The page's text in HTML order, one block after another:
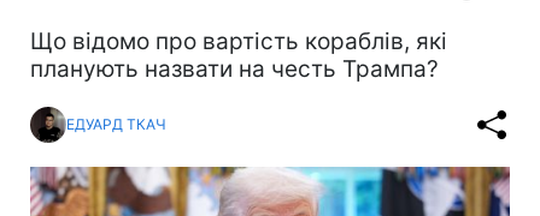
Що відомо про вартість кораблів, які
планують назвати на честь Трампа?
ЕДУАРД ТКАЧ